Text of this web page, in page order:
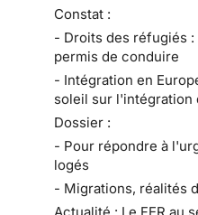
Constat :
- Droits des réfugiés :
permis de conduire
- Intégration en
soleil sur l'intégration
Dossier :
- Pour répondre à
logés
- Migrations, réalités